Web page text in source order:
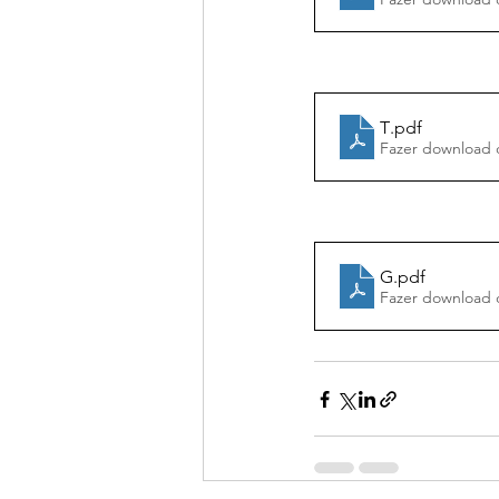
T.pdf
Fazer download
G.pdf
Fazer download